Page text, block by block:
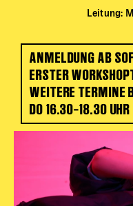
Leitung:
ANMELDUNG AB
ERSTER
WEITERE TERMINE
DO 16.30–18.30 UHR